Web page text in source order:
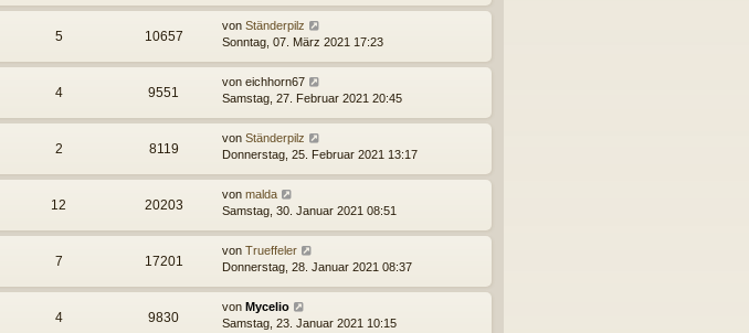
5 10657
von Ständerpilz
Sonntag, 07. März 2021 17:23
4 9551
von eichhorn67
Samstag, 27. Februar 2021 20:45
2 8119
von Ständerpilz
Donnerstag, 25. Februar 2021 13:17
12 20203
von malda
Samstag, 30. Januar 2021 08:51
7 17201
von Trueffeler
Donnerstag, 28. Januar 2021 08:37
4 9830
von Mycelio
Samstag, 23. Januar 2021 10:15